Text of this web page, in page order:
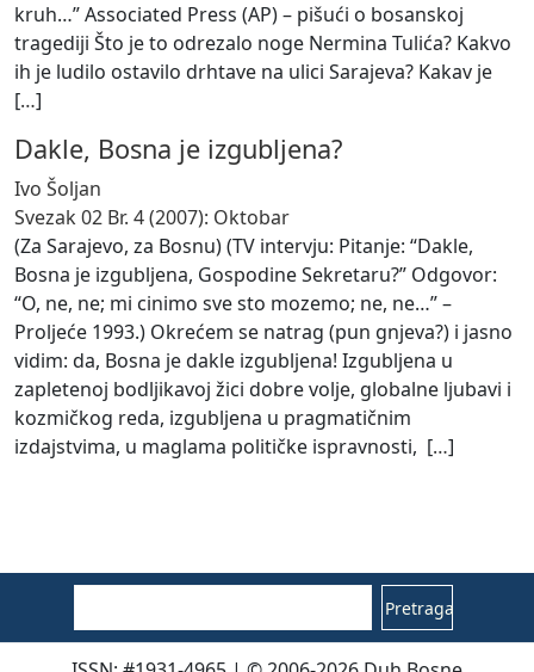
kruh…” Associated Press (AP) – pišući o bosanskoj
tragediji Što je to odrezalo noge Nermina Tulića? Kakvo
ih je ludilo ostavilo drhtave na ulici Sarajeva? Kakav je
[…]
Dakle, Bosna je izgubljena?
Ivo Šoljan
Svezak 02 Br. 4 (2007): Oktobar
(Za Sarajevo, za Bosnu) (TV intervju: Pitanje: “Dakle,
Bosna je izgubljena, Gospodine Sekretaru?” Odgovor:
“O, ne, ne; mi cinimo sve sto mozemo; ne, ne…” –
Proljeće 1993.) Okrećem se natrag (pun gnjeva?) i jasno
vidim: da, Bosna je dakle izgubljena! Izgubljena u
zapletenoj bodljikavoj žici dobre volje, globalne ljubavi i
kozmičkog reda, izgubljena u pragmatičnim
izdajstvima, u maglama političke ispravnosti, […]
Pretraga